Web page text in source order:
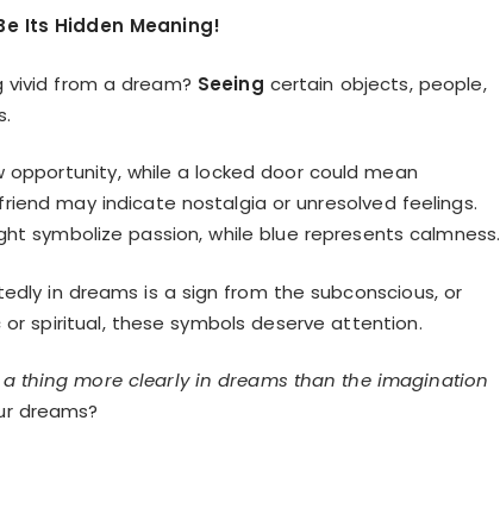
Its Hidden Meaning!
vivid from a dream? Seeing certain objects, people,
opportunity, while a locked door could mean
may indicate nostalgia or unresolved feelings.
symbolize passion, while blue represents calmness.
in dreams is a sign from the subconscious, or
spiritual, these symbols deserve attention.
a thing more clearly in dreams than the imagination
dreams?